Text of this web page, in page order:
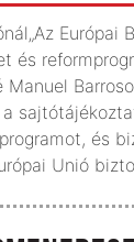
és
Manuel
és
Unió